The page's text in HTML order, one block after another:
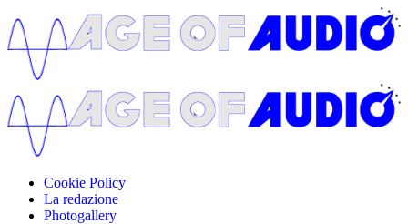
Cookie Policy
La redazione
Photogallery